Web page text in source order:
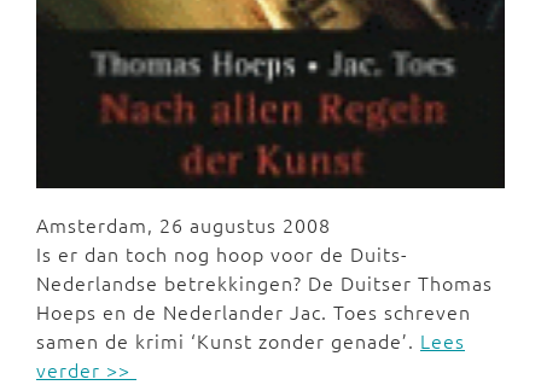
Amsterdam, 26 augustus 2008
Is er dan toch nog hoop voor de Duits-
Nederlandse betrekkingen? De Duitser Thomas
Hoeps en de Nederlander Jac. Toes schreven
samen de krimi ‘Kunst zonder genade’. Lees
verder >>